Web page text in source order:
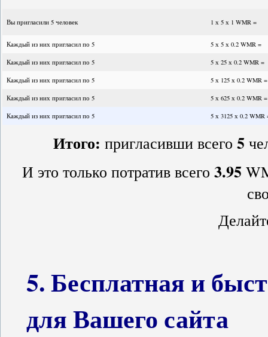
Вы пригласили 5 человек 1 х 5 х 1 WMR =
Каждый из них пригласил по 5 5 х 5 х 0.2 WMR =
Каждый из них пригласил по 5 5 х 25 х 0.2 WMR =
Каждый из них пригласил по 5 5 х 125 х 0.2 WMR =
Каждый из них пригласил по 5 5 х 625 х 0.2 WMR =
Каждый из них пригласил по 5 5 х 3125 х 0.2 WMR
Итого: пригласивши всего 5
И это только потратив всего 3.95
5. Бесплатная и
для Вашего сайта